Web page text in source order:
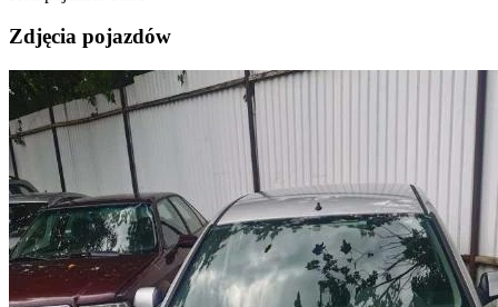
Zdjęcia pojazdów